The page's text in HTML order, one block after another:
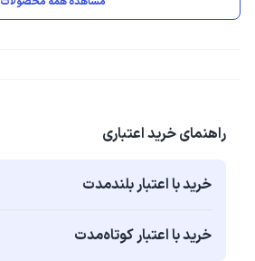
راهنمای خرید اعتباری
خرید با اعتبار بلند‌مدت
خرید با اعتبار کوتاه‌مدت